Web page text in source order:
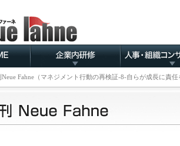
Fahne（マネジメント行動の再検証-8-自らが成長に責任